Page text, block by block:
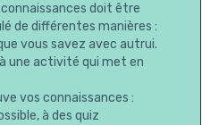
doit être
de différentes manières :
vous savez avec autrui.
une activité qui met en
vos connaissances :
à des quiz